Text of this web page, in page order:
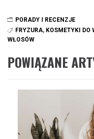
PORADY I RECENZJE
FRYZURA, KOSMETYKI DO
WŁOSÓW
POWIĄZANE